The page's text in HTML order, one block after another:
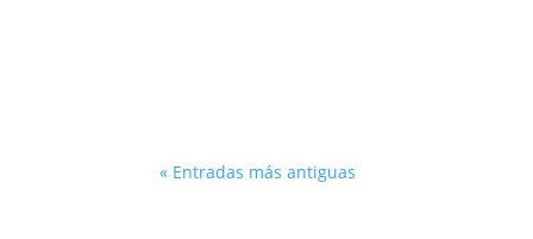
« Entradas más antiguas